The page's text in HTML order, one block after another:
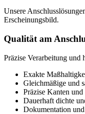
Unsere
Erscheinungsbild.
Qualität am
Präzise Verarbeitung und
Exakte
Gleichmäßige und
Präzise Kanten
Dauerhaft dichte
Dokumentation